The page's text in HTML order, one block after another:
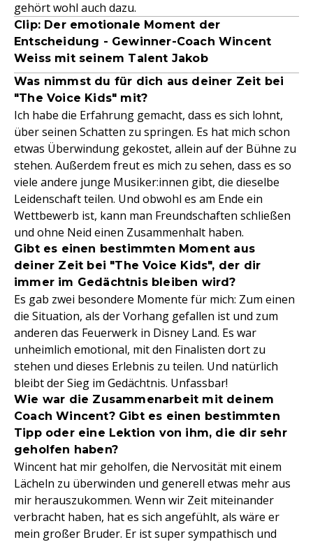
gehört wohl auch dazu.
Clip: Der emotionale Moment der
Entscheidung - Gewinner-Coach Wincent
Weiss mit seinem Talent Jakob
Was nimmst du für dich aus deiner Zeit bei
"The Voice Kids" mit?
Ich habe die Erfahrung gemacht, dass es sich lohnt,
über seinen Schatten zu springen. Es hat mich schon
etwas Überwindung gekostet, allein auf der Bühne zu
stehen. Außerdem freut es mich zu sehen, dass es so
viele andere junge Musiker:innen gibt, die dieselbe
Leidenschaft teilen. Und obwohl es am Ende ein
Wettbewerb ist, kann man Freundschaften schließen
und ohne Neid einen Zusammenhalt haben.
Gibt es einen bestimmten Moment aus
deiner Zeit bei "The Voice Kids", der dir
immer im Gedächtnis bleiben wird?
Es gab zwei besondere Momente für mich: Zum einen
die Situation, als der Vorhang gefallen ist und zum
anderen das Feuerwerk in Disney Land. Es war
unheimlich emotional, mit den Finalisten dort zu
stehen und dieses Erlebnis zu teilen. Und natürlich
bleibt der Sieg im Gedächtnis. Unfassbar!
Wie war die Zusammenarbeit mit deinem
Coach Wincent? Gibt es einen bestimmten
Tipp oder eine Lektion von ihm, die dir sehr
geholfen haben?
Wincent hat mir geholfen, die Nervosität mit einem
Lächeln zu überwinden und generell etwas mehr aus
mir herauszukommen. Wenn wir Zeit miteinander
verbracht haben, hat es sich angefühlt, als wäre er
mein großer Bruder. Er ist super sympathisch und